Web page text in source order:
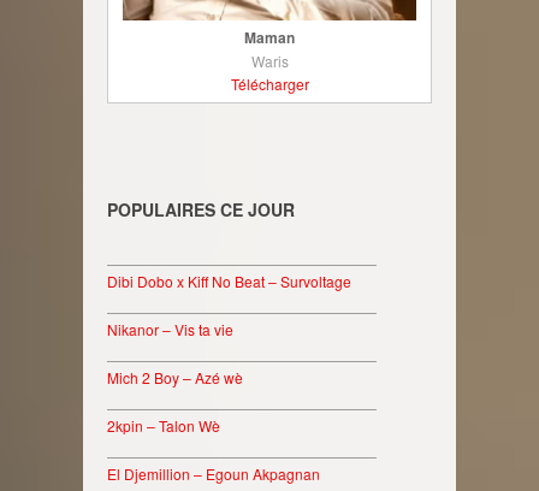
Maman
Waris
Télécharger
POPULAIRES CE JOUR
Dibi Dobo x Kiff No Beat – Survoltage
Nikanor – Vis ta vie
Mich 2 Boy – Azé wè
2kpin – Talon Wè
El Djemillion – Egoun Akpagnan